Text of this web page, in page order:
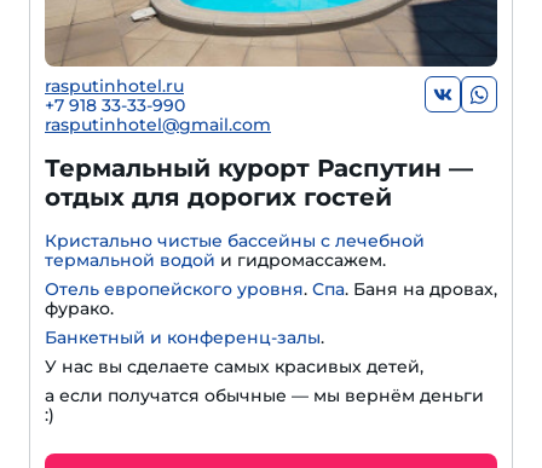
rasputinhotel.ru
+7 918 33-33-990
rasputinhotel@gmail.com
Термальный курорт Распутин —
отдых для дорогих гостей
Кристально чистые бассейны с лечебной
термальной водой и гидромассажем.
Отель европейского уровня. Спа. Баня на дровах,
фурако.
Банкетный и конференц-залы.
У нас вы сделаете самых красивых детей,
а если получатся обычные — мы вернём деньги
:)